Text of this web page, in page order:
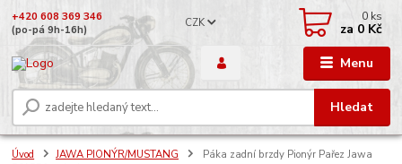
Menu
CZK
Hledat
+420 608 369 346
(po-pá 9h-16h)
0 ks
za 0 Kč
Úvod JAWA PIONÝR/MUSTANG
Páka zadní brzdy Pionýr Pařez Jawa